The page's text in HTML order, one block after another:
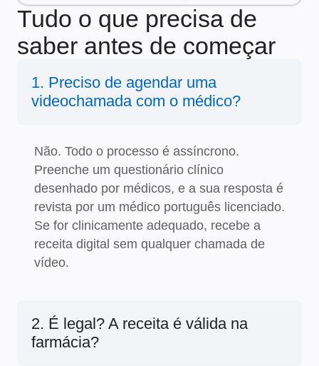
Tudo o que precisa de
saber antes de começar
1. Preciso de agendar uma
videochamada com o médico?
Não. Todo o processo é assíncrono.
Preenche um questionário clínico
desenhado por médicos, e a sua resposta é
revista por um médico português licenciado.
Se for clinicamente adequado, recebe a
receita digital sem qualquer chamada de
vídeo.
2. É legal? A receita é válida na
farmácia?